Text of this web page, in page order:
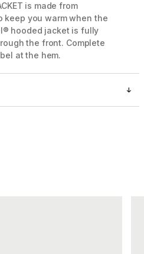
is made from
keep you warm when the
hooded jacket is fully
the front. Complete
at the hem.